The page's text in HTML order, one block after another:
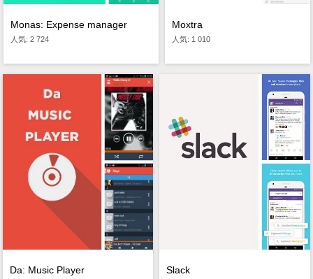
Monas: Expense manager
人気: 2 724
Moxtra
人気: 1 010
Da: Music Player Slack